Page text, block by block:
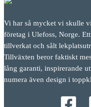
Vi har så mycket vi skulle
företag i Ulefoss, Norge.
tillverkat och sålt
Tillväxten beror faktiskt
lång garanti, inspirerande
numera även design i